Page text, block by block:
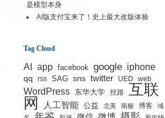
是模型本身
AI版支付宝来了！史上最大改版体验
Tag Cloud
AI app facebook google iphone
qq rss SAG sns twitter UED web
WordPress 东华大学 丝路 互联
网
人工智能 公益 北美 南极 博客
域